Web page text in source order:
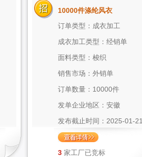
10000件涤纶风衣
订单类型：成衣加工
成衣加工类型：经销单
面料类型：梭织
销售市场：外销单
订单数量：10000件
发单企业地区：安徽
发布截止时间：2025-01-21
3 家工厂已竞标